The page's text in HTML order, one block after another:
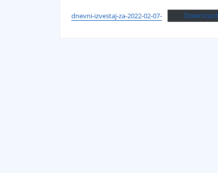
dnevni-izvestaj-za-2022-02-07- Download